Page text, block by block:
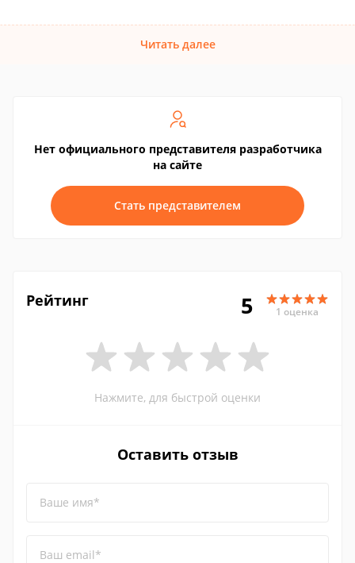
Читать далее
Нет официального представителя разработчика
на сайте
Стать представителем
Рейтинг 5 1 оценка
Нажмите, для быстрой оценки
Оставить отзыв
Ваше имя*
Ваш email*